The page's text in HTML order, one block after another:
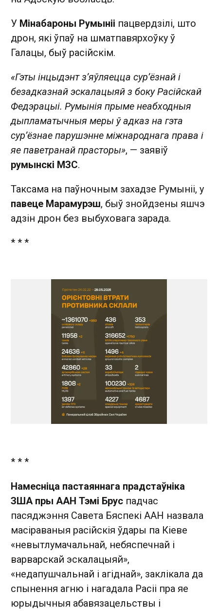
У Мінабароны Румыніі пацвердзілі, што
дрон, які ўпаў на шматпавярхоўку ў
Галацы, быў расійскім.
«Гэты інцыдэнт з’яўляецца сур’ёзнай і
безадказнай эскалацыяй з боку Расійскай
Федэрацыі. Румынія прыме неабходныя
дыпламатычныя меры ў адказ на гэта
сур’ёзнае парушэнне міжнароднага права і
яе паветранай прасторы», — заявіў
румынскі МЗС.
Таксама на паўночным захадзе Румыніі, у
павеце Марамурэш, быў знойдзены яшчэ
адзін дрон без выбуховага зарада.
* * *
* * *
Намесніца пастаяннага прадстаўніка
ЗША пры ААН Тэмі Брус падчас
пасяджэння Савета Бяспекі ААН назвала
масіраваныя расійскія ўдары па Кіеве
«невытлумачальнай, небяспечнай і
варварскай эскалацыяй»,
«недапушчальнай і агіднай», заклікала да
спынення агню і нагадала Расіі пра яе
юрыдычныя абавязацельствы і